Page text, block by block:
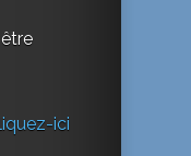
ici